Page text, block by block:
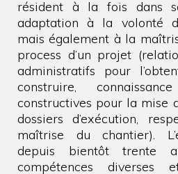
résident à la fois dans
adaptation à la volonté
mais également à la
process d’un projet
administratifs pour
construire,
constructives pour la mise
dossiers d’exécution,
maîtrise du chantier).
depuis bientôt trente
compétences diverses